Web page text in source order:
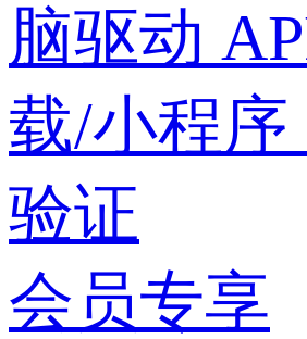
脑驱动
载/小程序
验证
会员专享